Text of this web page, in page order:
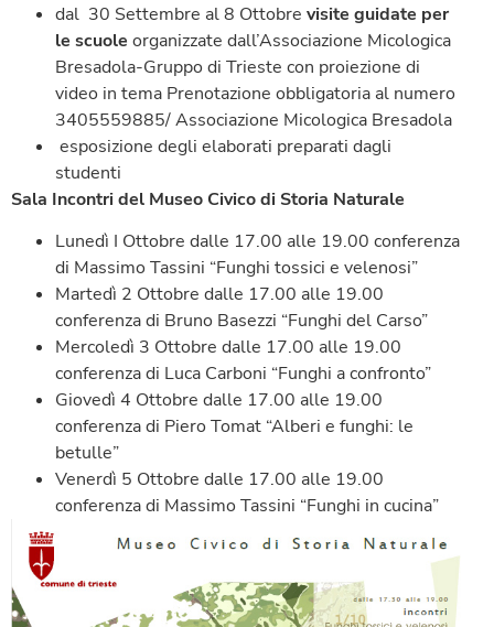
dal 30 Settembre al 8 Ottobre visite guidate per
le scuole organizzate dall’Associazione Micologica
Bresadola-Gruppo di Trieste con proiezione di
video in tema Prenotazione obbligatoria al numero
3405559885/ Associazione Micologica Bresadola
esposizione degli elaborati preparati dagli
studenti
Sala Incontri del Museo Civico di Storia Naturale
Lunedì I Ottobre dalle 17.00 alle 19.00 conferenza
di Massimo Tassini “Funghi tossici e velenosi”
Martedì 2 Ottobre dalle 17.00 alle 19.00
conferenza di Bruno Basezzi “Funghi del Carso”
Mercoledì 3 Ottobre dalle 17.00 alle 19.00
conferenza di Luca Carboni “Funghi a confronto”
Giovedì 4 Ottobre dalle 17.00 alle 19.00
conferenza di Piero Tomat “Alberi e funghi: le
betulle”
Venerdì 5 Ottobre dalle 17.00 alle 19.00
conferenza di Massimo Tassini “Funghi in cucina”